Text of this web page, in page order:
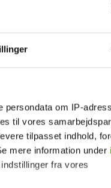
om IP-
til vores
tilpasset indhold,
mere information under
fra vores
Caroline om at være
Mindre stressende